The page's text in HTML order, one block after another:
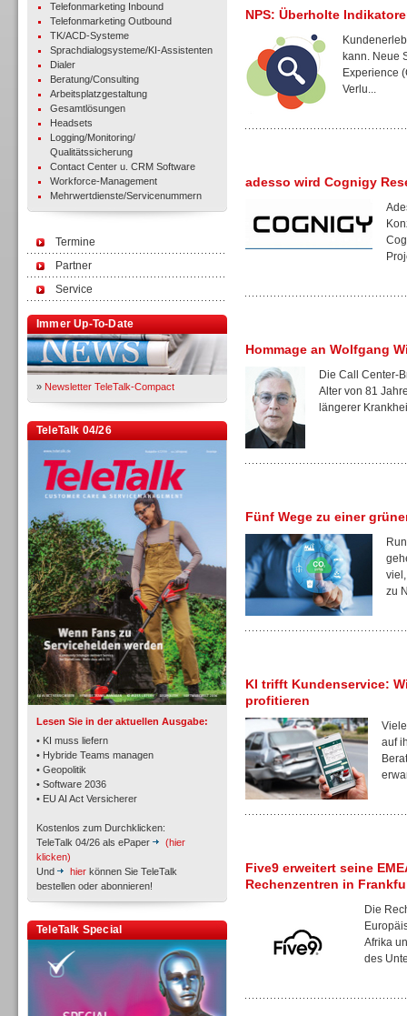
Telefonmarketing Inbound
Telefonmarketing Outbound
TK/ACD-Systeme
Sprachdialogsysteme/KI-Assistenten
Dialer
Beratung/Consulting
Arbeitsplatzgestaltung
Gesamtlösungen
Headsets
Logging/Monitoring/
Qualitätssicherung
Contact Center u. CRM Software
Workforce-Management
Mehrwertdienste/Servicenummern
Termine
Partner
Service
Immer Up-To-Date
» Newsletter TeleTalk-Compact
TeleTalk 04/26
Lesen Sie in der aktuellen Ausgabe:
• KI muss liefern
• Hybride Teams managen
• Geopolitik
• Software 2036
• EU AI Act Versicherer
Kostenlos zum Durchklicken:
TeleTalk 04/26 als ePaper
(hier
klicken)
Und
hier können Sie TeleTalk
bestellen oder abonnieren!
TeleTalk Special
TK- und ACD-Systeme
Workforce-Management
NPS: Überholte
kann. Neue
Experience
Verlu...
adesso wird Cognigy
Hommage an Wolfgang
Die Call Center-
Alter von 81
längerer
Fünf Wege zu einer
zu
KI trifft Kundenservice:
profitieren
auf
Five9 erweitert seine
Rechenzentren in
Die
Afrika
des